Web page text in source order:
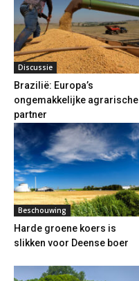
Discussie
Brazilië: Europa’s
ongemakkelijke agrarische
partner
Beschouwing
Harde groene koers is
slikken voor Deense boer